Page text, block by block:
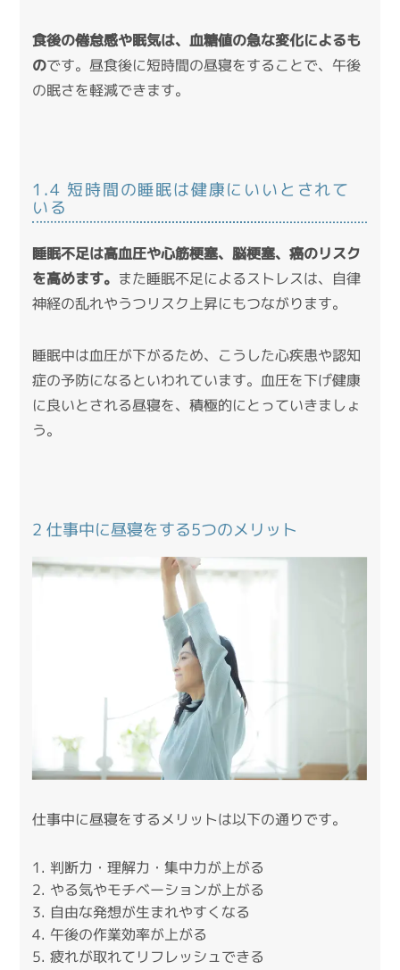
食後の倦怠感や眠気は、血糖値の急な変化によるも
のです。昼食後に短時間の昼寝をすることで、午後
の眠さを軽減できます。
1.4 短時間の睡眠は健康にいいとされて
いる
睡眠不足は高血圧や心筋梗塞、脳梗塞、癌のリスク
を高めます。 また睡眠不足によるストレスは、自律
神経の乱れやうつリスク上昇にもつながります。
睡眠中は血圧が下がるため、こうした心疾患や認知
症の予防になるといわれています。血圧を下げ健康
に良いとされる昼寝を、積極的にとっていきましょ
う。
2 仕事中に昼寝をする5つのメリット
仕事中に昼寝をするメリットは以下の通りです。
判断力・理解力・集中力が上がる
やる気やモチベーションが上がる
自由な発想が生まれやすくなる
午後の作業効率が上がる
疲れが取れてリフレッシュできる